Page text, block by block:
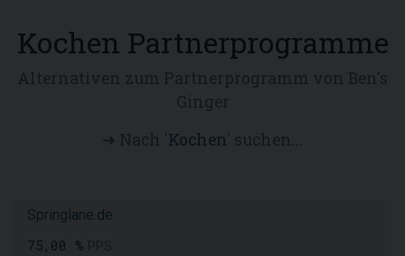
Kochen Partnerprogramme
Kochen
Springlane.de
75,00 %